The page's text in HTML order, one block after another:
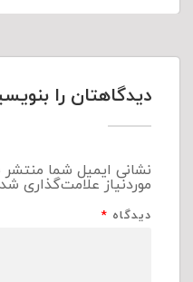
دیدگاهتان را
نشانی ایمیل شما
موردنیاز علامت‌گذاری
دیدگاه *